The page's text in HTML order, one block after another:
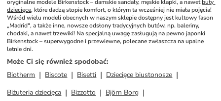
oryginalne modele Birkenstock – damskie sandały, męskie klapki, a nawet buty
dziecięce, które dadzą stopie komfort, o którym ta wcześniej nie miała pojęcia!
Wśród wielu modeli obecnych w naszym sklepie dostępny jest kultowy fason
„Madrid", a także inne, nowsze odsłony tradycyjnych butów, np. baleriny,
chodaki, a nawet trzewiki! Na specjalną uwagę zasługują na pewno japonki
Birkenstock – superwygodne i przewiewne, polecane zwłaszcza na upalne
letnie dni.
Może Ci się również spodobać:
Biotherm
Biscote Bisetti
Dziecięce biustonosze
Biżuteria dziecięca
Bizzotto
Björn Borg